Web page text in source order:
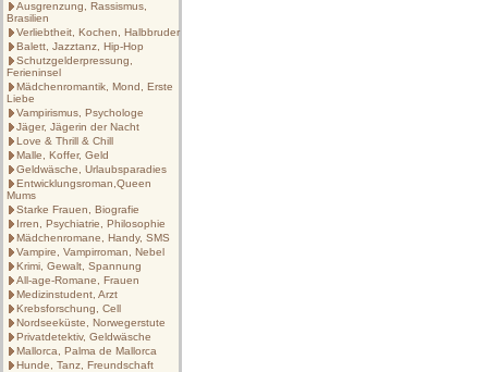
Ausgrenzung, Rassismus,
Brasilien
Verliebtheit, Kochen, Halbbruder
Balett, Jazztanz, Hip-Hop
Schutzgelderpressung,
Ferieninsel
Mädchenromantik, Mond, Erste
Liebe
Vampirismus, Psychologe
Jäger, Jägerin der Nacht
Love & Thrill & Chill
Malle, Koffer, Geld
Geldwäsche, Urlaubsparadies
Entwicklungsroman,Queen
Mums
Starke Frauen, Biografie
Irren, Psychiatrie, Philosophie
Mädchenromane, Handy, SMS
Vampire, Vampirroman, Nebel
Krimi, Gewalt, Spannung
All-age-Romane, Frauen
Medizinstudent, Arzt
Krebsforschung, Cell
Nordseeküste, Norwegerstute
Privatdetektiv, Geldwäsche
Mallorca, Palma de Mallorca
Hunde, Tanz, Freundschaft